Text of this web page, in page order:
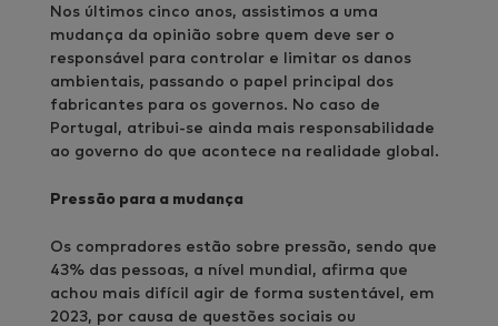
Nos últimos cinco anos, assistimos a uma
mudança da opinião sobre quem deve ser o
responsável para controlar e limitar os danos
ambientais, passando o papel principal dos
fabricantes para os governos. No caso de
Portugal, atribui-se ainda mais responsabilidade
ao governo do que acontece na realidade global.
Pressão para a mudança
Os compradores estão sobre pressão, sendo que
43% das pessoas, a nível mundial, afirma que
achou mais difícil agir de forma sustentável, em
2023, por causa de questões sociais ou